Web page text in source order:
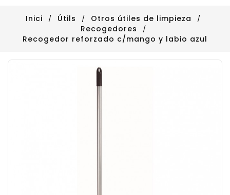
Inici Útils
Otros útiles de limpieza
Recogedores
Recogedor reforzado c/mango y labio azul